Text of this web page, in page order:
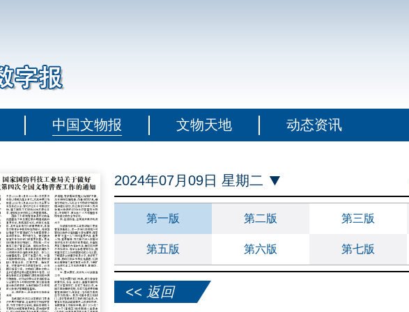
中国文物报 文物天地 动态资讯
2024年07月09日 星期二
第一版 第二版 第三版
第五版 第六版 第七版
<< 返回